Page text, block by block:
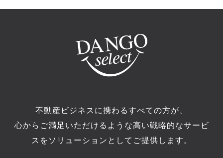
不動産ビジネスに携わるすべての方が、
心からご満足いただけるような高い戦略的なサービ
スをソリューションとしてご提供します。